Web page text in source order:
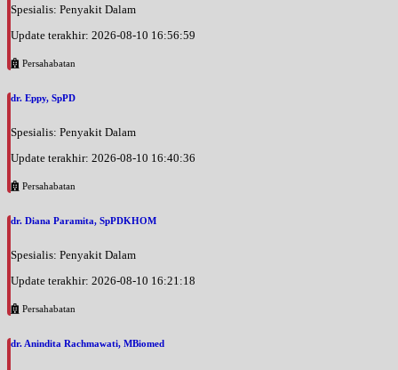
Spesialis: Penyakit Dalam
Update terakhir: 2026-08-10 16:56:59
Persahabatan
dr. Eppy, SpPD
Spesialis: Penyakit Dalam
Update terakhir: 2026-08-10 16:40:36
Persahabatan
dr. Diana Paramita, SpPDKHOM
Spesialis: Penyakit Dalam
Update terakhir: 2026-08-10 16:21:18
Persahabatan
dr. Anindita Rachmawati, MBiomed